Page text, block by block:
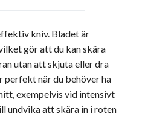
kniv. Bladet är
gör att du kan skära
utan att skjuta eller dra
perfekt när du behöver ha
exempelvis vid intensivt
undvika att skära in i roten